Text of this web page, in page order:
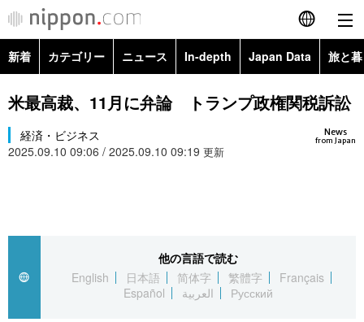
English
简体字
カテゴリー
新着 カテゴリー ニュース In-depth Japan Data 旅と
政治・外交
経済・ビジネス
Topics
Images
米最高裁、11月に弁論 トランプ政権関税訴訟
News
from Japan
経済・ビジネス
2025.09.10 09:06 / 2025.09.10 09:19 更新
他の言語で読む
English
日本語 简体字 繁體字
Français
Español
العربية Русский